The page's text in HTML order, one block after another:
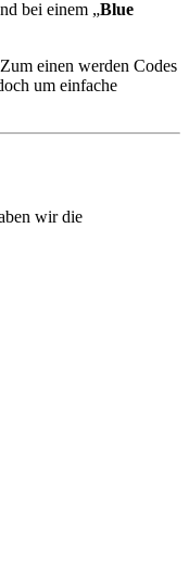
bei einem „Blue
einen werden Codes
um einfache
wir die